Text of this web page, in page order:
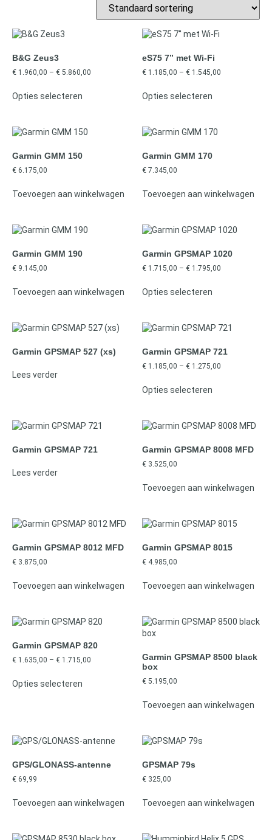
B&G Zeus3
€ 1.960,00 – € 5.860,00
Opties selecteren
eS75 7” met Wi-Fi
€ 1.185,00 – € 1.545,00
Opties selecteren
Garmin GMM 150
€ 6.175,00
Toevoegen aan winkelwagen
Garmin GMM 170
€ 7.345,00
Toevoegen aan winkelwagen
Garmin GMM 190
€ 9.145,00
Toevoegen aan winkelwagen
Garmin GPSMAP 1020
€ 1.715,00 – € 1.795,00
Opties selecteren
Garmin GPSMAP 527 (xs)
Lees verder
Garmin GPSMAP 721
€ 1.185,00 – € 1.275,00
Opties selecteren
Garmin GPSMAP 721
Lees verder
Garmin GPSMAP 8008 MFD
€ 3.525,00
Toevoegen aan winkelwagen
Garmin GPSMAP 8012 MFD
€ 3.875,00
Toevoegen aan winkelwagen
Garmin GPSMAP 8015
€ 4.985,00
Toevoegen aan winkelwagen
Garmin GPSMAP 820
€ 1.635,00 – € 1.715,00
Opties selecteren
Garmin GPSMAP 8500 black
box
€ 5.195,00
Toevoegen aan winkelwagen
GPS/GLONASS-antenne
€ 69,99
Toevoegen aan winkelwagen
GPSMAP 79s
€ 325,00
Toevoegen aan winkelwagen